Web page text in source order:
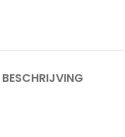
BESCHRIJVING